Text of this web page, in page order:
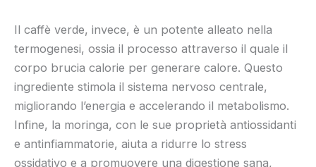
Il caffè verde, invece, è un potente alleato nella
termogenesi, ossia il processo attraverso il quale il
corpo brucia calorie per generare calore. Questo
ingrediente stimola il sistema nervoso centrale,
migliorando l’energia e accelerando il metabolismo.
Infine, la moringa, con le sue proprietà antiossidanti
e antinfiammatorie, aiuta a ridurre lo stress
ossidativo e a promuovere una digestione sana,